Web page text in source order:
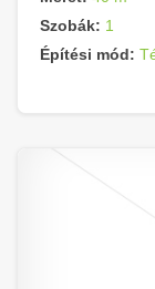
Szobák: 1
Építési mód: